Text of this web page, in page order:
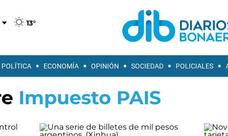
13°
POLÍTICA ECONOMÍA OPINIÓN SOCIEDAD POLICIALES
Impuesto PAIS